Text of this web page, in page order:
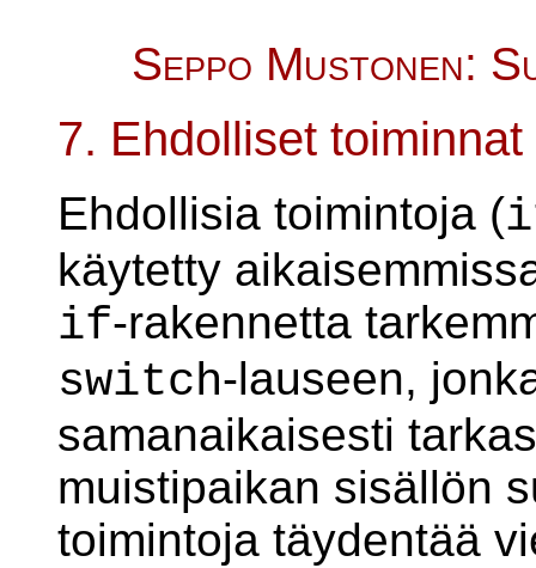
Seppo Mustonen:
7. Ehdolliset toiminnat
Ehdollisia toimintoja (
käytetty
if-rakennetta
switch-lauseen,
samanaikaisesti
muistipaikan sisällön
toimintoja täydentää